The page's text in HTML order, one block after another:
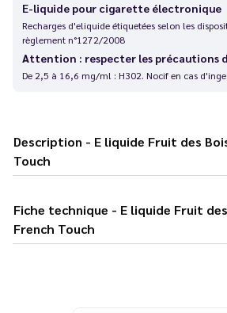
E-liquide pour cigarette électronique
Recharges d'eliquide étiquetées selon les
règlement n°1272/2008
Attention : respecter les précautions
De 2,5 à 16,6 mg/ml : H302. Nocif en cas
Description - E liquide Fruit des Bois 10 ml - French
Touch
Fiche technique - E liquide Fruit des Bois 10 ml -
French Touch